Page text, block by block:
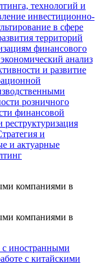
технологий и
инвестиционно-
в сфере
территорий
финансового
анализ
и развитие
розничного
финансовой
и
и актуарные
компаниями в
компаниями в
с иностранными
с китайскими